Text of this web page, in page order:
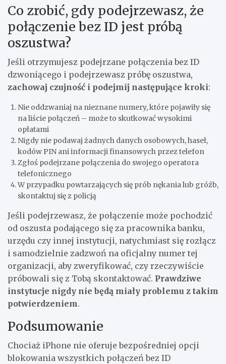
Co zrobić, gdy podejrzewasz, że
połączenie bez ID jest próbą
oszustwa?
Jeśli otrzymujesz podejrzane połączenia bez ID
dzwoniącego i podejrzewasz próbę oszustwa,
zachowaj czujność i podejmij następujące kroki:
Nie oddzwaniaj na nieznane numery, które pojawiły się
na liście połączeń – może to skutkować wysokimi
opłatami
Nigdy nie podawaj żadnych danych osobowych, haseł,
kodów PIN ani informacji finansowych przez telefon
Zgłoś podejrzane połączenia do swojego operatora
telefonicznego
W przypadku powtarzających się prób nękania lub gróźb,
skontaktuj się z policją
Jeśli podejrzewasz, że połączenie może pochodzić
od oszusta podającego się za pracownika banku,
urzędu czy innej instytucji, natychmiast się rozłącz
i samodzielnie zadzwoń na oficjalny numer tej
organizacji, aby zweryfikować, czy rzeczywiście
próbowali się z Tobą skontaktować. Prawdziwe
instytucje nigdy nie będą miały problemu z takim
potwierdzeniem.
Podsumowanie
Chociaż iPhone nie oferuje bezpośredniej opcji
blokowania wszystkich połączeń bez ID